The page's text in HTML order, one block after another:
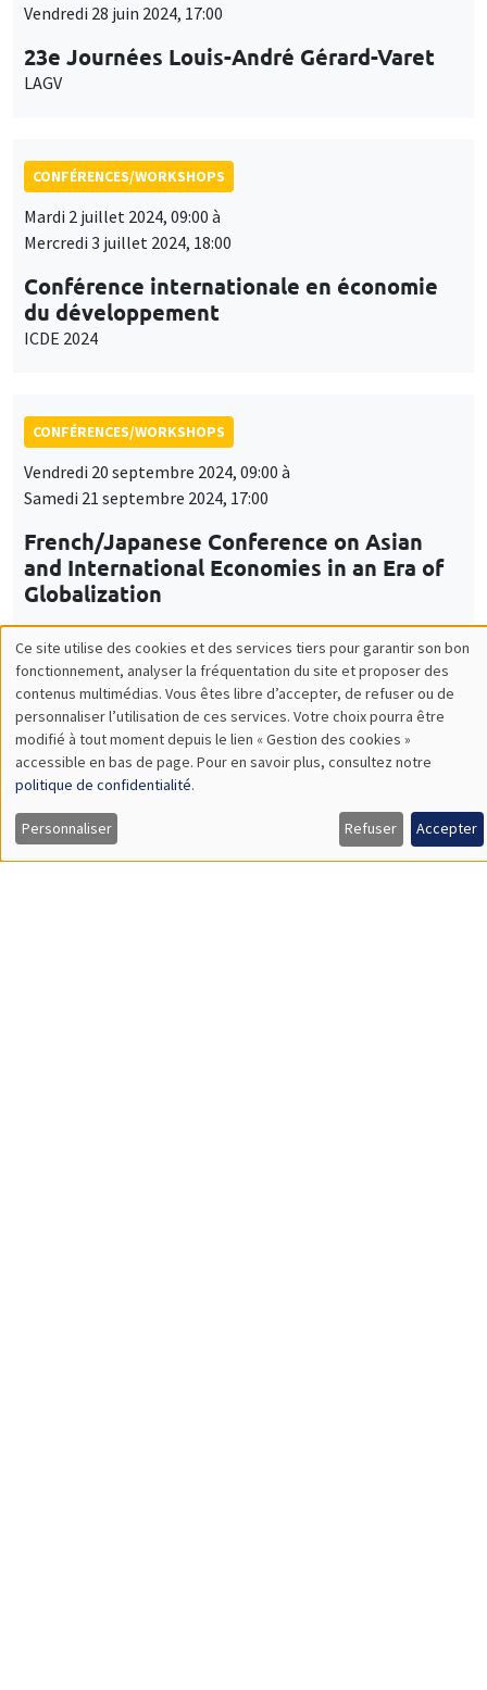
Vendredi 28 juin 2024, 17:00
23e Journées Louis-André Gérard-Varet
LAGV
CONFÉRENCES/WORKSHOPS
Mardi 2 juillet 2024, 09:00 à
Mercredi 3 juillet 2024, 18:00
Conférence internationale en économie
du développement
ICDE 2024
CONFÉRENCES/WORKSHOPS
Vendredi 20 septembre 2024, 09:00 à
Samedi 21 septembre 2024, 17:00
French/Japanese Conference on Asian
and International Economies in an Era of
Globalization
CONFÉRENCES/WORKSHOPS
Îlot Bernard du BoisAmphithéâtre
Jeudi 26 septembre 2024, 08:30 à
Vendredi 27 septembre 2024, 14:00
EUROMOD Research Workshop 2024
Utilisation
des
données
personnelles
et
des
Ce site utilise des cookies et des services tiers pour garantir son bon
fonctionnement, analyser la fréquentation du site et proposer des
contenus multimédias. Vous êtes libre d’accepter, de refuser ou de
personnaliser l’utilisation de ces services. Votre choix pourra être
modifié à tout moment depuis le lien « Gestion des cookies »
accessible en bas de page. Pour en savoir plus, consultez notre
politique de confidentialité.
Personnaliser Refuser Accepter